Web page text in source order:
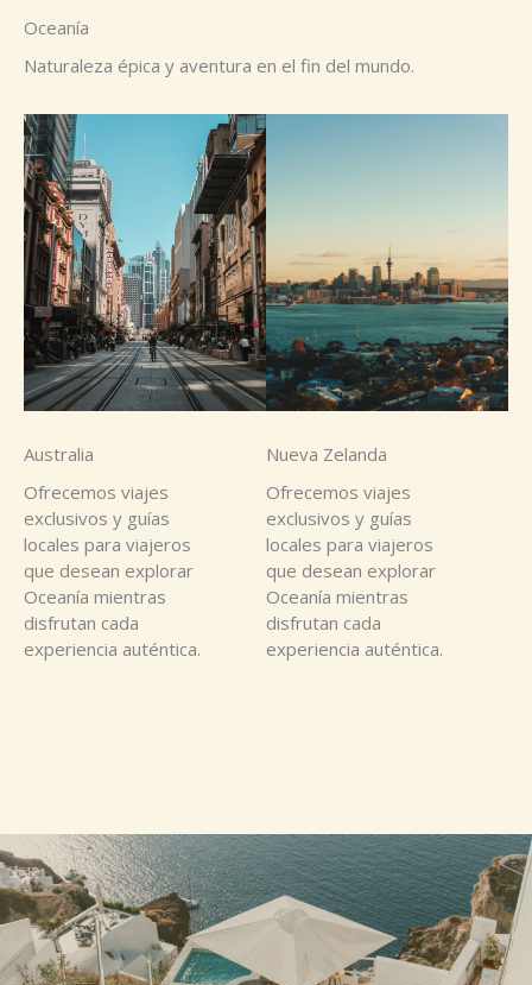
Oceanía
Naturaleza épica y aventura en el fin del mundo.
Australia
Ofrecemos viajes
exclusivos y guías
locales para viajeros
que desean explorar
Oceanía mientras
disfrutan cada
experiencia auténtica.
Nueva Zelanda
Ofrecemos viajes
exclusivos y guías
locales para viajeros
que desean explorar
Oceanía mientras
disfrutan cada
experiencia auténtica.